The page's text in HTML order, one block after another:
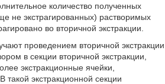
количество полученных
не экстрагированных) растворимых
во вторичной экстракции.
проведением вторичной экстракции
в секции вторичной экстракции,
экстракционные ячейки,
экстракционной секции